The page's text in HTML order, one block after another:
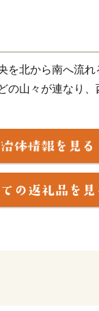
北から南へ流れ
の山々が連なり
て築かれたと伝え
を続け、「西尾城
た。明和元年（
下町として商業が
園祭として有形無